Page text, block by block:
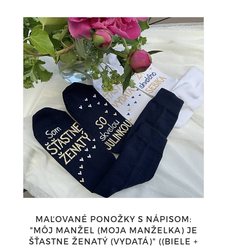
MAĽOVANÉ PONOŽKY S NÁPISOM:
"MÔJ MANŽEL (MOJA MANŽELKA) JE
ŠŤASTNE ŽENATÝ (VYDATÁ)" ((BIELE +